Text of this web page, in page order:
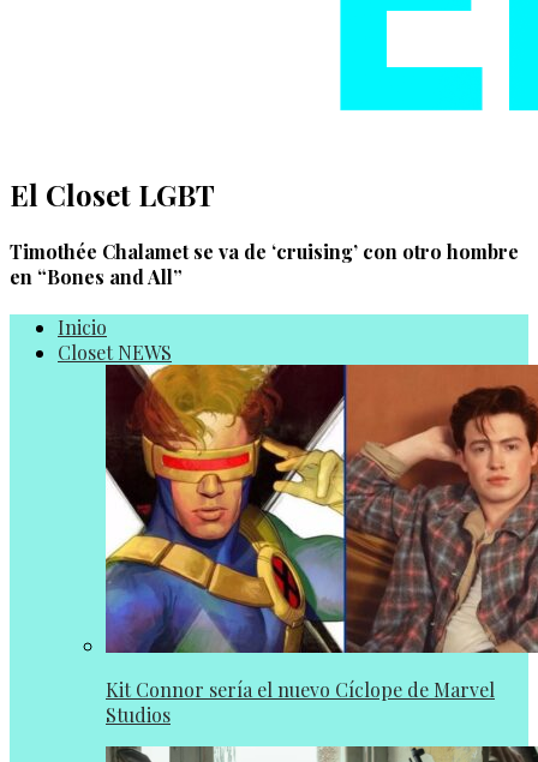
El Closet LGBT
Timothée Chalamet se va de ‘cruising’ con otro hombre
en “Bones and All”
Inicio
Closet NEWS
Kit Connor sería el nuevo Cíclope de Marvel
Studios